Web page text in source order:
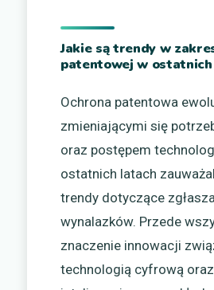
Jakie są trendy w
patentowej w
Ochrona patentowa
zmieniającymi się
oraz postępem
ostatnich latach
trendy dotyczące
wynalazków. Przede
znaczenie innowacji
technologią cyfrową